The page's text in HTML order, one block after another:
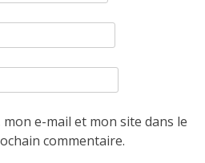
e-mail et mon site dans le
commentaire.